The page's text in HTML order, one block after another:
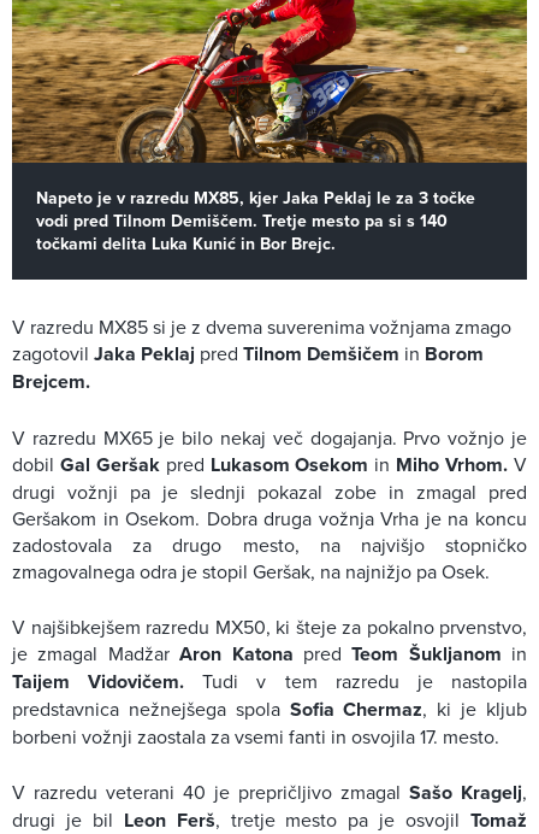
Napeto je v razredu MX85, kjer Jaka Peklaj le za 3 točke
vodi pred Tilnom Demiščem. Tretje mesto pa si s 140
točkami delita Luka Kunić in Bor Brejc.
V razredu MX85 si je z dvema suverenima vožnjama zmago
zagotovil Jaka Peklaj pred Tilnom Demšičem in Borom
Brejcem.
V razredu MX65 je bilo nekaj več dogajanja. Prvo vožnjo je
dobil Gal Geršakpred Lukasom Osekom in Miho Vrhom. V
drugi vožnji pa je slednji pokazal zobe in zmagal pred
Geršakom in Osekom. Dobra druga vožnja Vrha je na koncu
zadostovala za drugo mesto, na najvišjo stopničko
zmagovalnega odra je stopil Geršak, na najnižjo pa Osek.
V najšibkejšem razredu MX50, ki šteje za pokalno prvenstvo,
je zmagal MadžarAron Katona predTeom Šukljanom in
Taijem Vidovičem. Tudi v tem razredu je nastopila
predstavnica nežnejšega spola Sofia Chermaz, ki je kljub
borbeni vožnji zaostala za vsemi fanti in osvojila 17. mesto.
V razredu veterani 40 je prepričljivo zmagal Sašo Kragelj,
drugi je bil Leon Ferš, tretje mesto pa je osvojilTomaž